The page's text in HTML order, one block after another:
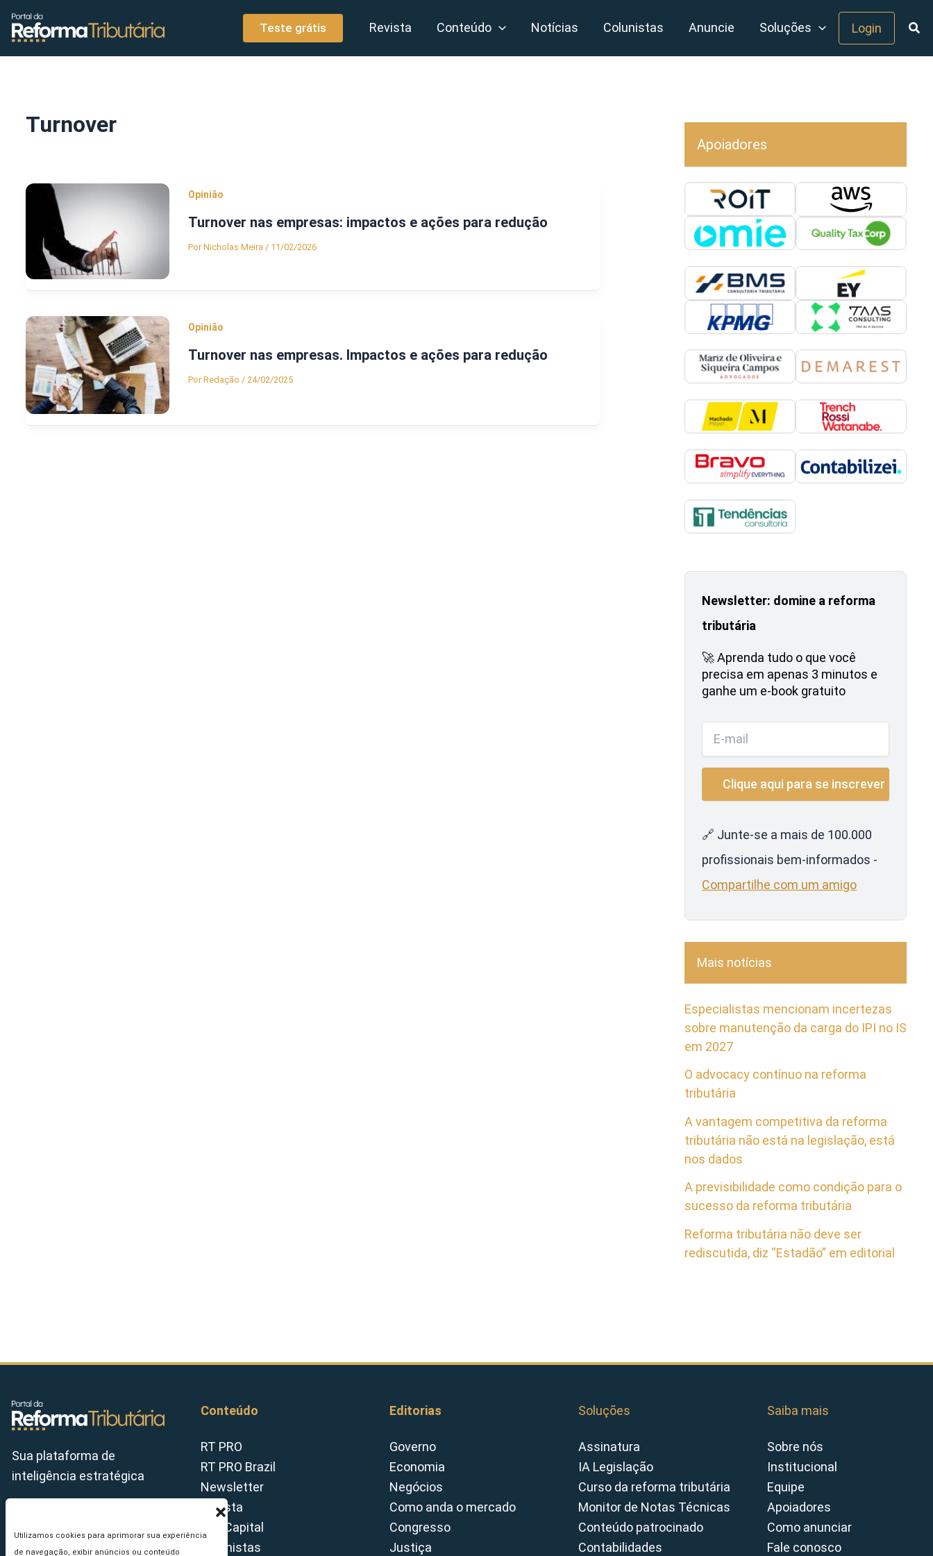
Utilizamos cookies para aprimorar sua experiência
de navegação, exibir anúncios ou conteúdo
conteúdo
Teste grátis Revista Conteúdo Notícias Colunistas Anuncie Soluções Login
Turnover
Opinião
Turnover nas empresas: impactos e ações para redução
PorNicholas Meira / 11/02/2026
Opinião
Turnover nas empresas. Impactos e ações para redução
PorRedação / 24/02/2025
Apoiadores
Newsletter: domine a reforma
tributária
🚀 Aprenda tudo o que você
precisa em apenas 3 minutos e
ganhe um e-book gratuito
🔗 Junte-se a mais de 100.000
profissionais bem-informados -
Compartilhe com um amigo
Mais notícias
Especialistas mencionam incertezas
sobre manutenção da carga do IPI no IS
em 2027
O advocacy contínuo na reforma
tributária
A vantagem competitiva da reforma
tributária não está na legislação, está
nos dados
A previsibilidade como condição para o
sucesso da reforma tributária
Reforma tributária não deve ser
rediscutida, diz “Estadão” em editorial
Sua plataforma de
inteligência estratégica
Conteúdo
RT PRO
RT PRO Brazil
Newsletter
Revista
Tax Capital
Colunistas
Editorias
Governo
Economia
Negócios
Como anda o mercado
Congresso
Justiça
Soluções
Assinatura
IA Legislação
Curso da reforma tributária
Monitor de Notas Técnicas
Conteúdo patrocinado
Contabilidades
Saiba mais
Sobre nós
Institucional
Equipe
Apoiadores
Como anunciar
Fale conosco